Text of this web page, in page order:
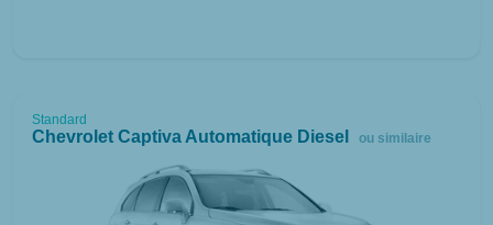
Standard
Chevrolet Captiva Automatique Diesel ou similaire